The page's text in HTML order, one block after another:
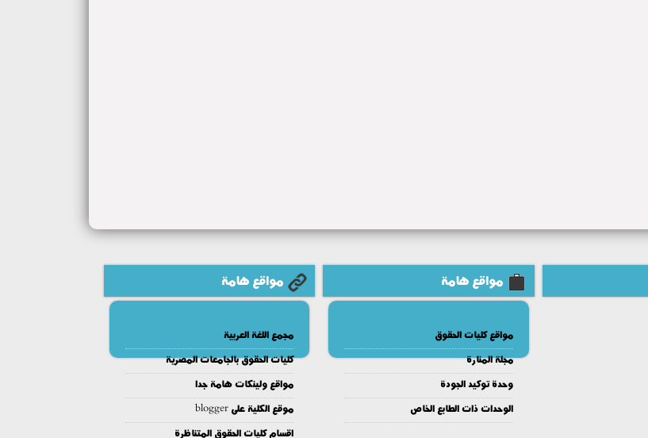
مواقع هامة
مواقع كليات الحقوق
مجلة المنارة
وحدة توكيد الجودة
الوحدات ذات الطابع الخاص
مواقع هامة
مجمع اللغة العربية
كليات الحقوق بالجامعات المصرية
مواقع ولينكات هامة جدا
موقع الكلية على blogger
اقسام كليات الحقوق المتناظرة